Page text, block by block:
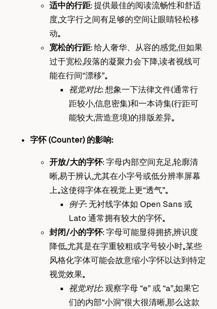
适中的行距： 提供最佳的阅读流畅性和舒适
度，文字行之间有足够的空间让眼睛轻松移
动。
宽松的行距： 给人奢华、从容的感觉，但如果
过于宽松，段落的凝聚力会下降，读者视线可
能在行间“漂移”。
视觉对比： 想象一下法律文件（通常行
距较小，信息密集）和一本诗集（行距可
能较大，营造意境）的排版差异。
字怀 (Counter) 的影响：
开放/大的字怀： 字母内部空间充足，轮廓清
晰，易于辨认，尤其在小字号或低分辨率屏幕
上。这使得字体在视觉上更“透气”。
例子： 无衬线字体如 Open Sans 或
Lato 通常拥有较大的字怀。
封闭/小的字怀： 字母可能显得拥挤，辨识度
降低，尤其是在字重较粗或字号较小时。某些
风格化字体可能会故意缩小字怀以达到特定
视觉效果。
视觉对比： 观察字母 “e” 或 “a”，如果它
们的内部“小洞”很大很清晰，那么这款